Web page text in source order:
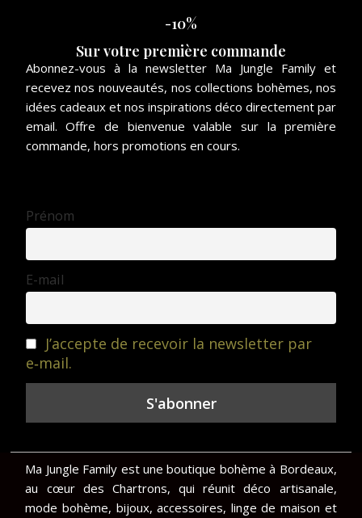
-10%
Sur votre première commande
Abonnez-vous à la newsletter Ma Jungle Family et
recevez nos nouveautés, nos collections bohèmes, nos
idées cadeaux et nos inspirations déco directement par
email. Offre de bienvenue valable sur la première
commande, hors promotions en cours.
Prénom
E-mail
J’accepte de recevoir la newsletter par
e‑mail.
Ma Jungle Family est une boutique bohème à Bordeaux,
au cœur des Chartrons, qui réunit déco artisanale,
mode bohème, bijoux, accessoires, linge de maison et